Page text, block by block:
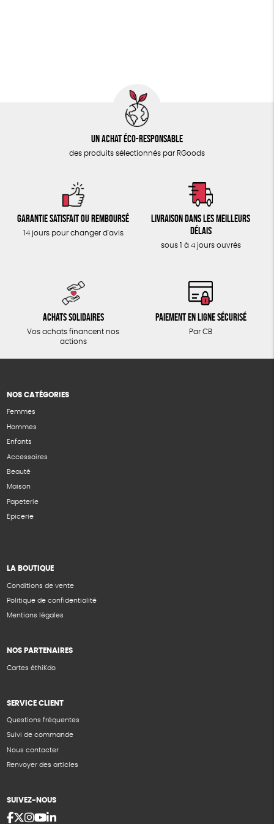
Un achat éco-responsable
des produits sélectionnés par RGoods
Garantie satisfait ou remboursé
14 jours pour changer d'avis
Livraison dans les meilleurs
délais
sous 1 à 4 jours ouvrés
Achats solidaires
Vos achats financent nos
actions
Paiement en ligne sécurisé
Par CB
NOS CATÉGORIES
Femmes
Hommes
Enfants
Accessoires
Beauté
Maison
Papeterie
Epicerie
LA BOUTIQUE
Conditions de vente
Politique de confidentialité
Mentions légales
NOS PARTENAIRES
Cartes éthiKdo
SERVICE CLIENT
Questions fréquentes
Suivi de commande
Nous contacter
Renvoyer des articles
SUIVEZ-NOUS